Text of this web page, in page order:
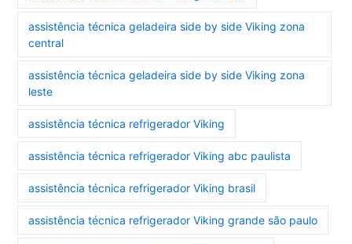
assistência técnica geladeira side by side Viking zona
central
assistência técnica geladeira side by side Viking zona
leste
assistência técnica refrigerador Viking
assistência técnica refrigerador Viking abc paulista
assistência técnica refrigerador Viking brasil
assistência técnica refrigerador Viking grande são paulo